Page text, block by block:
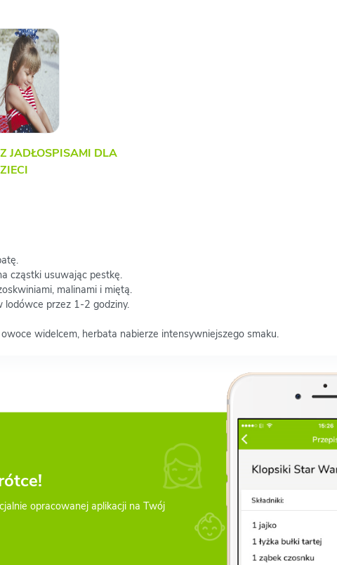
JADŁOSPISAMI DLA
cząstki usuwając pestkę.
malinami i miętą.
lodówce przez 1-2 godziny.
widelcem, herbata nabierze intensywniejszego smaku.
opracowanej aplikacji na Twój